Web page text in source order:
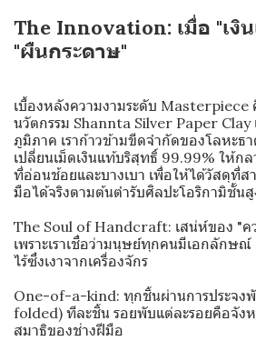
The Innovation: เมื่อ "เงิ
"ผืนกระดาษ"
เบื้องหลังความงามระดับ Masterpiece
นวัตกรรม Shannta Silver Paper Clay
ภูมิภาค เราก้าวข้ามขีดจำกัดของโลหะธ
เปลี่ยนเม็ดเงินแท้บริสุทธิ์ 99.99% ให้กล
ที่อ่อนช้อยและบางเบา เพื่อให้ได้วัสดุที่ส
มือได้จริงตามต้นตำรับศิลปะโอริกามิชั้นสู
The Soul of Handcraft: เสน่ห์ของ "
เพราะเราเชื่อว่ามนุษย์ทุกคนมีเอกลักษณ์
ไร้ซึ่งเงาจากเครื่องจักร
One-of-a-kind: ทุกชิ้นผ่านการประจง
folded) ทีละชิ้น รอยพับแต่ละรอยคือจัง
สมาธิของช่างฝีมือ